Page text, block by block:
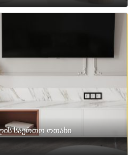
საერთო ოთახი